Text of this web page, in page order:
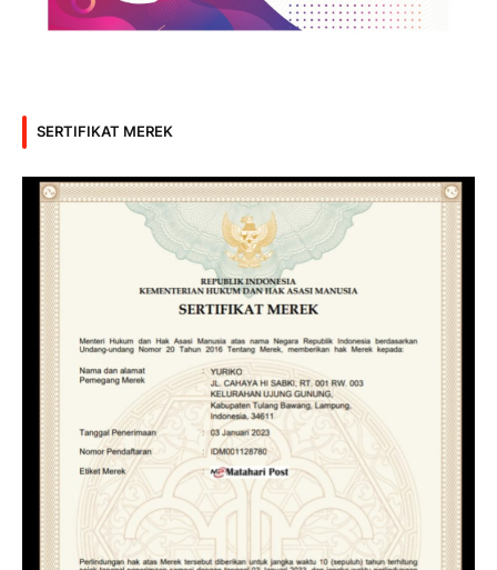
SERTIFIKAT MEREK